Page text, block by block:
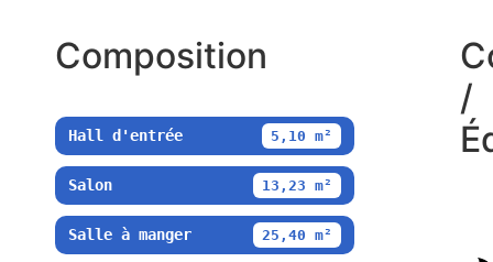
Composition
Hall d'entrée 5,10 m²
Salon 13,23 m²
Salle à manger 25,40 m²
/